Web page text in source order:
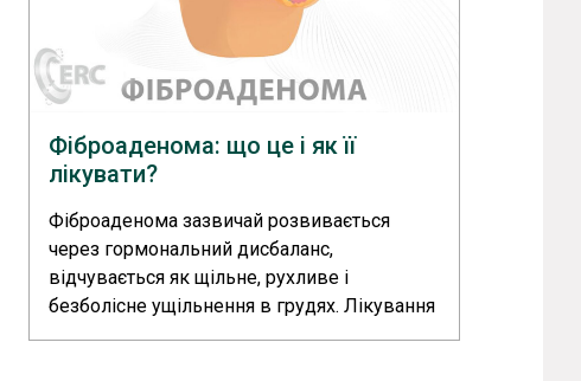
Фіброаденома: що це і як її
лікувати?
Фіброаденома зазвичай розвивається
через гормональний дисбаланс,
відчувається як щільне, рухливе і
безболісне ущільнення в грудях. Лікування
залежить від виду і розміру утворення: в